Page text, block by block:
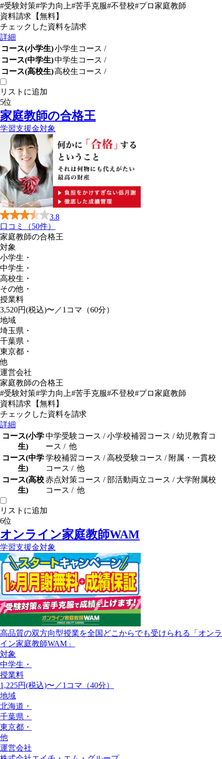
#受験対策#学力向上#苦手克服#不登校#プロ家庭教師
資料請求【無料】
チェックした資料を請求
詳細
コース(小学生)小学生コース /
コース(中学生)中学生コース /
コース(高校生)高校生コース /
リストに追加
5位
家庭教師の合格王
学習支援金対象
3.8
口コミ（50件）
家庭教師の合格王
対象
小学生 ・
中学生 ・
高校生 ・
その他 ・
授業料
3,520円(税込)〜／1コマ（60分）
地域
埼玉県 ・
千葉県 ・
東京都 ・
他
運営会社
家庭教師の合格王
#受験対策#学力向上#苦手克服#不登校#プロ家庭教師
資料請求【無料】
チェックした資料を請求
詳細
コース(小学
生)
中学受験コース /小学校補習コース /幼児教育コ
ース /他
コース(中学
生)
学校補習コース /高校受験コース /附属・一貫校
コース /他
コース(高校
生)
赤点対策コース /部活動両立コース /大学附属校
コース /他
リストに追加
6位
オンライン家庭教師WAM
学習支援金対象
高品質の双方向型授業を全国どこからでも受けられる「オンラ
イン家庭教師WAM」
対象
中学生 ・
授業料
1,225円(税込)〜／1コマ（40分）
地域
北海道 ・
千葉県 ・
東京都 ・
他
運営会社